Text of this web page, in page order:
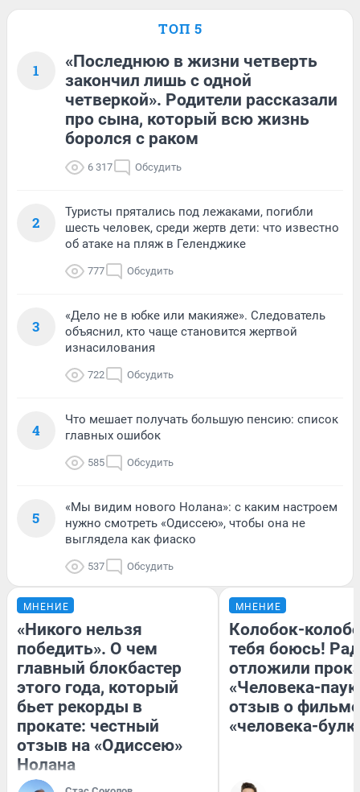
ТОП 5
1
«Последнюю в жизни четверть
закончил лишь с одной
четверкой». Родители рассказали
про сына, который всю жизнь
боролся с раком
6 317 Обсудить
2
Туристы прятались под лежаками, погибли
шесть человек, среди жертв дети: что известно
об атаке на пляж в Геленджике
777 Обсудить
3
«Дело не в юбке или макияже». Следователь
объяснил, кто чаще становится жертвой
изнасилования
722 Обсудить
4
Что мешает получать большую пенсию: список
главных ошибок
585 Обсудить
5
«Мы видим нового Нолана»: с каким настроем
нужно смотреть «Одиссею», чтобы она не
выглядела как фиаско
537 Обсудить
МНЕНИЕ
«Никого нельзя
победить». О чем
главный блокбастер
этого года, который
бьет рекорды в
прокате: честный
отзыв на «Одиссею»
Нолана
МНЕНИЕ
Колобок-
тебя боюсь!
отложили
«Человека-
отзыв о
«человека-